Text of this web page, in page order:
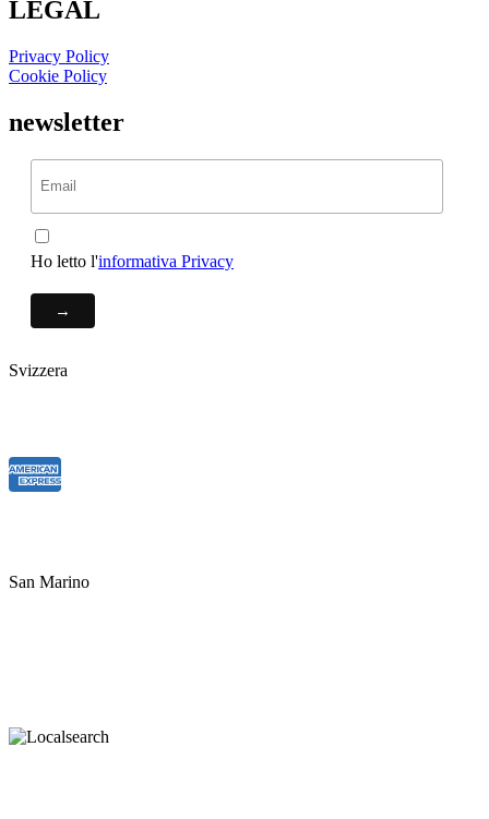
LEGAL
Privacy Policy
Cookie Policy
newsletter
Ho letto l'informativa Privacy
Svizzera
San Marino